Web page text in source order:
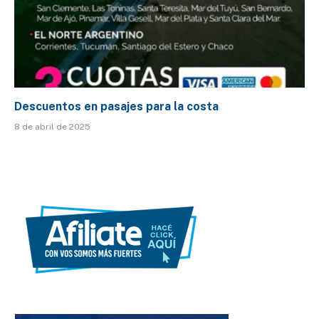
Descuentos en pasajes para la costa
8 de abril de 2025